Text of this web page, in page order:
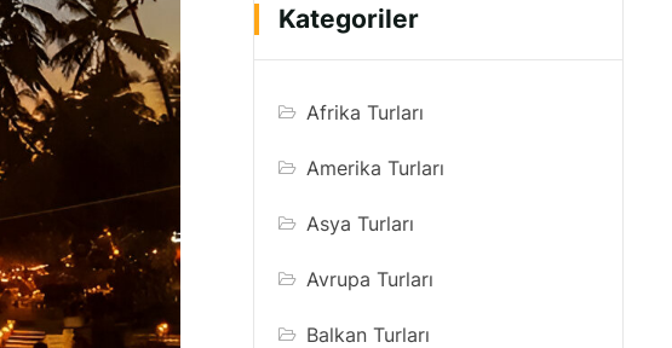
Kategoriler
Afrika Turları
Amerika Turları
Asya Turları
Avrupa Turları
Balkan Turları